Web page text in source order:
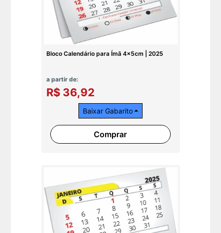
Bloco Calendário para Ímã 4x5cm | 2025
a partir de:
R$ 36,92
Baixar Gabarito
Comprar